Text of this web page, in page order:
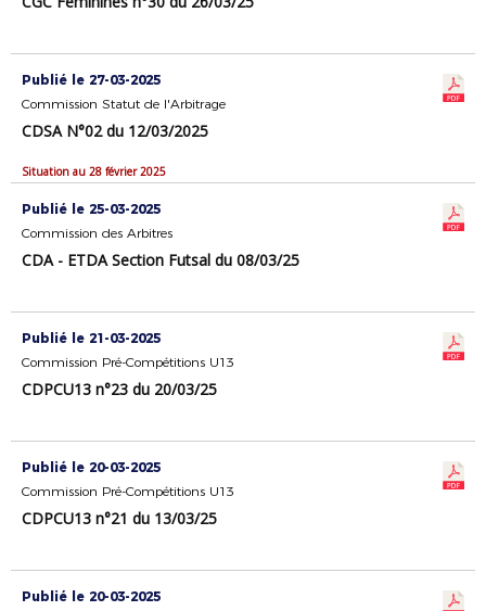
Publié le 27-03-2025
Commission Statut de l'Arbitrage
CDSA N°02 du 12/03/2025
Situation au 28 février 2025
Publié le 25-03-2025
Commission des Arbitres
CDA - ETDA Section Futsal du 08/03/25
Publié le 21-03-2025
Commission Pré-Compétitions U13
CDPCU13 n°23 du 20/03/25
Publié le 20-03-2025
Commission Pré-Compétitions U13
CDPCU13 n°21 du 13/03/25
Publié le 20-03-2025